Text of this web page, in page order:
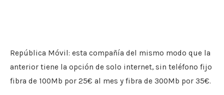
República Móvil: esta compañía del mismo modo que la
anterior tiene la opción de solo internet, sin teléfono fijo
fibra de 100Mb por 25€ al mes y fibra de 300Mb por 35€.